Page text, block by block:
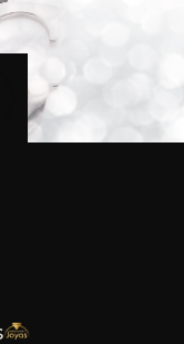
Haga clic para ampliar